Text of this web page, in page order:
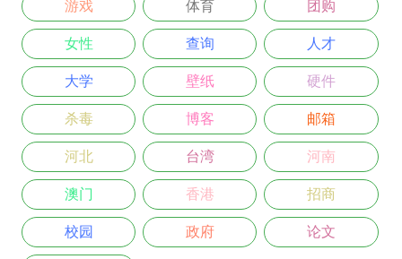
游戏 体育 团购
女性 查询 人才
大学 壁纸 硬件
杀毒 博客 邮箱
河北 台湾 河南
澳门 香港 招商
校园 政府 论文